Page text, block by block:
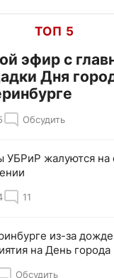
ТОП 5
эфир с
Дня
Обсудить
УБРиР жалуются на
11
из-за
на День города
Обсудить